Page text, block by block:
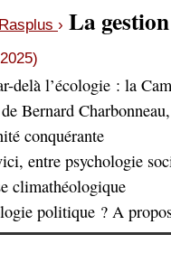
› La
delà l’écologie : la
Bernard
conquérante
entre psychologie
climathéologique
politique ? A